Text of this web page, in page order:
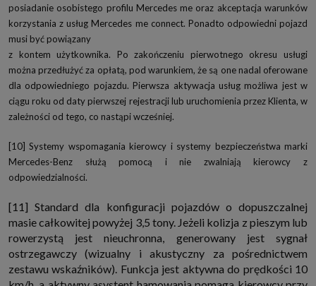
posiadanie osobistego profilu Mercedes me oraz akceptacja warunków
korzystania z usług Mercedes me connect. Ponadto odpowiedni pojazd
musi być powiązany
z kontem użytkownika. Po zakończeniu pierwotnego okresu usługi
można przedłużyć za opłatą, pod warunkiem, że są one nadal oferowane
dla odpowiedniego pojazdu. Pierwsza aktywacja usług możliwa jest w
ciągu roku od daty pierwszej rejestracji lub uruchomienia przez Klienta, w
zależności od tego, co nastąpi wcześniej.
[10] Systemy wspomagania kierowcy i systemy bezpieczeństwa marki
Mercedes-Benz służą pomocą i nie zwalniają kierowcy z
odpowiedzialności.
[11] Standard dla konfiguracji pojazdów o dopuszczalnej
masie całkowitej powyżej 3,5 tony. Jeżeli kolizja z pieszym lub
rowerzystą jest nieuchronna, generowany jest sygnał
ostrzegawczy (wizualny i akustyczny za pośrednictwem
zestawu wskaźników). Funkcja jest aktywna do prędkości 10